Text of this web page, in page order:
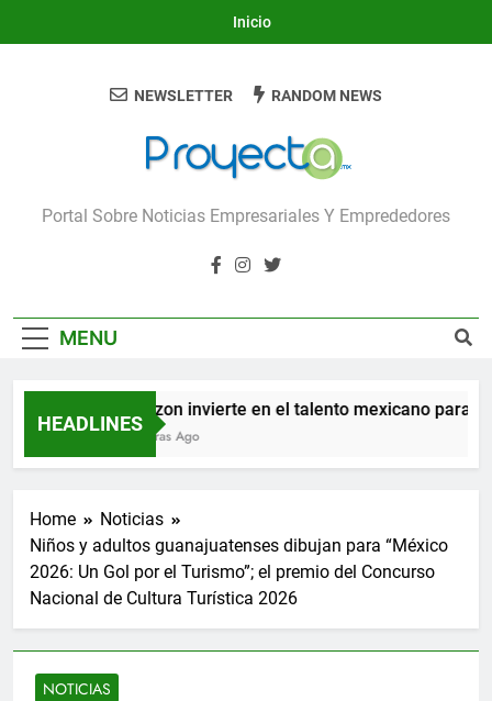
Inicio
Proyecta
Portal Sobre Noticias Empresariales Y Emprededores
NEWSLETTER RANDOM NEWS
MENU
HEADLINES
Amazon invierte en el talento mexicano para
10 Horas Ago
Home
Noticias
Niños y adultos guanajuatenses dibujan para “México
2026: Un Gol por el Turismo”; el premio del Concurso
Nacional de Cultura Turística 2026
NOTICIAS